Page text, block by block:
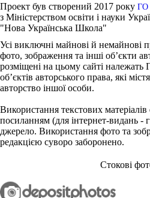
Проект був створений 2017 року ГО
з Міністерством освіти і науки
"Нова Українська Школа"
Усі виключні майнові й немайнові
фото, зображення та інші об’єкти
розміщені на цьому сайті належать
об’єктів авторського права, які
авторство іншої особи.
Використання текстових
посиланням (для інтернет-видань -
джерело. Використання фото та
редакцією суворо заборонено.
Стокові